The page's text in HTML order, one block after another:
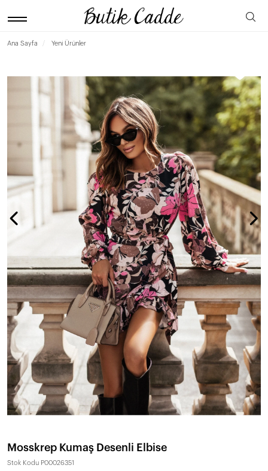
Ana Sayfa Yeni Ürünler
Mosskrep Kumaş Desenli Elbise
Stok Kodu P00026351